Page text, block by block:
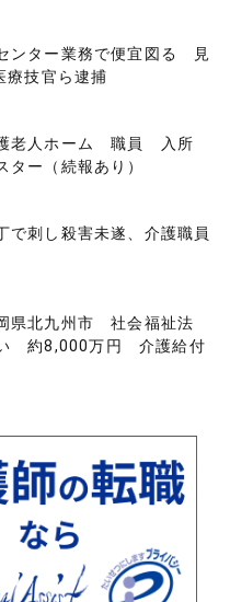
ンター業務で便宜図る 見
技官ら逮捕
老人ホーム 職員 入所
ー（続報あり）
で刺し殺害未遂、介護職員
県北九州市 社会福祉法
約8,000万円 介護給付